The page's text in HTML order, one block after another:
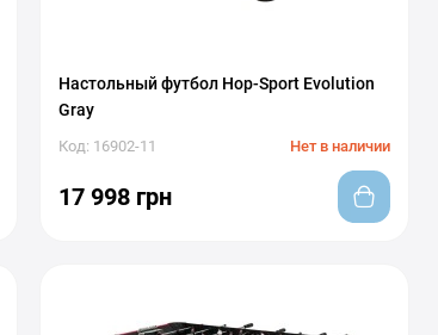
Настольный футбол Hop-Sport Evolution
Gray
Код: 16902-11 Нет в наличии
17 998 грн